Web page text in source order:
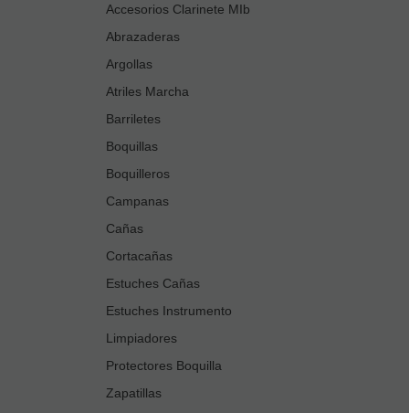
Accesorios Clarinete MIb
Abrazaderas
Argollas
Atriles Marcha
Barriletes
Boquillas
Boquilleros
Campanas
Cañas
Cortacañas
Estuches Cañas
Estuches Instrumento
Limpiadores
Protectores Boquilla
Zapatillas